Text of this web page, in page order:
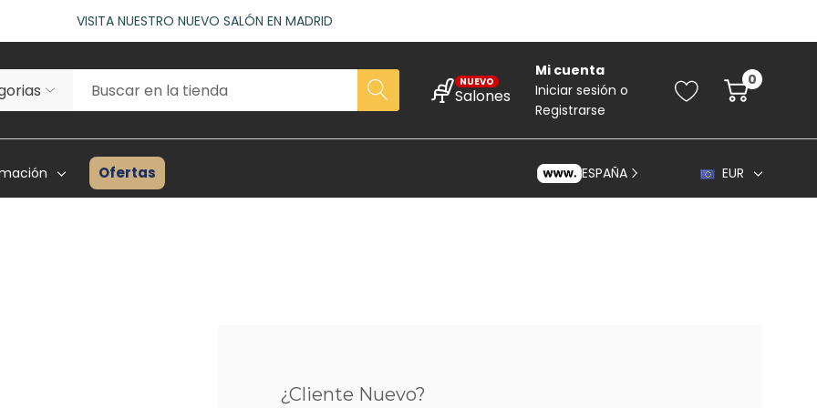
ACCEDE A NUESTROS DESCUENTOS DE BIENVENIDA
NUEVO
Salones
Mi cuenta
Iniciar sesión o
Registrarse
0
Ofertas ESPAÑA EUR
¿Cliente Nuevo?